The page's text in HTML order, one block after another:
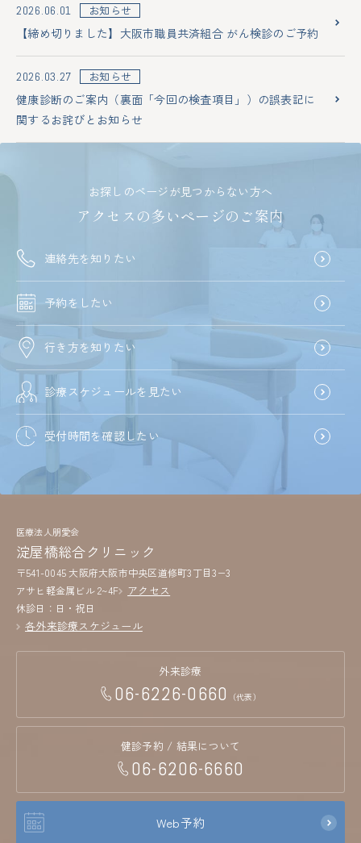
2026.06.01 お知らせ
【締め切りました】大阪市職員共済組合 がん検診のご予約
2026.03.27 お知らせ
健康診断のご案内（裏面「今回の検査項目」）の誤表記に
関するお詫びとお知らせ
お探しのページが見つからない方へ
アクセスの多いページのご案内
連絡先を知りたい
予約をしたい
行き方を知りたい
診療スケジュールを見たい
受付時間を確認したい
医療法人朋愛会
淀屋橋総合クリニック
〒541-0045 大阪府大阪市中央区道修町3丁目3−3
アサヒ軽金属ビル 2~4F
アクセス
休診日：日・祝日
各外来診療スケジュール
外来診療
06-6226-0660 （代表）
健診予約 / 結果について
06-6206-6660
Web予約